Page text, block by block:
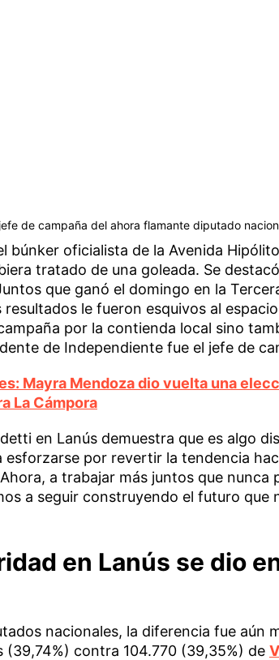
de campaña del ahora flamante diputado
búnker oficialista de la Avenida
tratado de una goleada. Se
que ganó el domingo en la
le fueron esquivos al
por la contienda local sino
de Independiente fue el jefe de
Mayra Mendoza dio vuelta una
La Cámpora
en Lanús demuestra que es algo
esforzarse por revertir la tendencia
a trabajar más juntos que nunca
a seguir construyendo el futuro que
en Lanús se dio
nacionales, la diferencia fue aún
contra 104.770 (39,35%) de